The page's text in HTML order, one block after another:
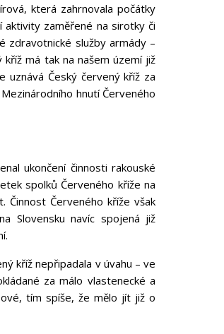
která zahrnovala počátky
aktivity zaměřené na sirotky či
zdravotnické služby armády –
má tak na našem území již
Český červený kříž za
hnutí Červeného
ukončení činnosti rakouské
spolků Červeného kříže na
Činnost Červeného kříže však
Slovensku navíc spojená již
kříž nepřipadala v úvahu – ve
za málo vlastenecké a
tím spíše, že mělo jít již o